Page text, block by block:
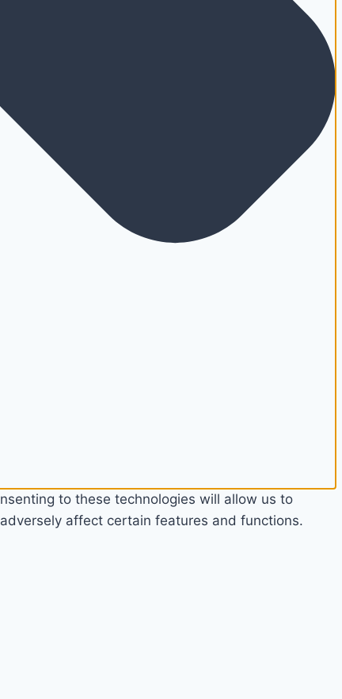
to these technologies will allow us to
affect certain features and functions.